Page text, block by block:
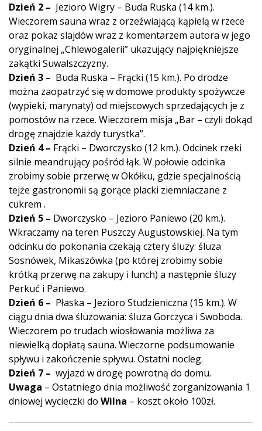
Dzień 2 – Jezioro Wigry – Buda Ruska (14 km.).
Wieczorem sauna wraz z orzeźwiającą kąpielą w rzece
oraz pokaz slajdów wraz z komentarzem autora w jego
oryginalnej „Chlewogalerii” ukazujący najpiękniejsze
zakątki Suwalszczyzny.
Dzień 3 – Buda Ruska – Frącki (15 km.). Po drodze
można zaopatrzyć się w domowe produkty spożywcze
(wypieki, marynaty) od miejscowych sprzedających je z
pomostów na rzece. Wieczorem misja „Bar – czyli dokąd
drogę znajdzie każdy turystka”.
Dzień 4 – Frącki – Dworczysko (12 km.). Odcinek rzeki
silnie meandrujący pośród łąk. W połowie odcinka
zrobimy sobie przerwę w Okółku, gdzie specjalnością
tejże gastronomii są gorące placki ziemniaczane z
cukrem .
Dzień 5 – Dworczysko – Jezioro Paniewo (20 km.).
Wkraczamy na teren Puszczy Augustowskiej. Na tym
odcinku do pokonania czekają cztery śluzy: śluza
Sosnówek, Mikaszówka (po której zrobimy sobie
krótką przerwę na zakupy i lunch) a następnie śluzy
Perkuć i Paniewo.
Dzień 6 – Płaska – Jezioro Studzieniczna (15 km.). W
ciągu dnia dwa śluzowania: śluza Gorczyca i Swoboda.
Wieczorem po trudach wiosłowania możliwa za
niewielką dopłatą sauna. Wieczorne podsumowanie
spływu i zakończenie spływu. Ostatni nocleg.
Dzień 7 – wyjazd w drogę powrotną do domu.
Uwaga – Ostatniego dnia możliwość zorganizowania 1
dniowej wycieczki do Wilna – koszt około 100zł.